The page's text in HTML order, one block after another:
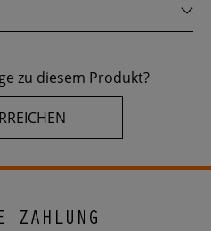
zu diesem Produkt?
ZAHLUNG